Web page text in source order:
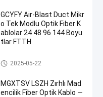
GCYFY Air-Blast Duct Mikr
o Tek Modlu Optik Fiber K
ablolar 24 48 96 144 Boyu
tlar FTTH
Kanal Fiber Optik Kablo
2025-05-22
MGXTSV LSZH Zırhlı Mad
encilik Fiber Optik Kablo —